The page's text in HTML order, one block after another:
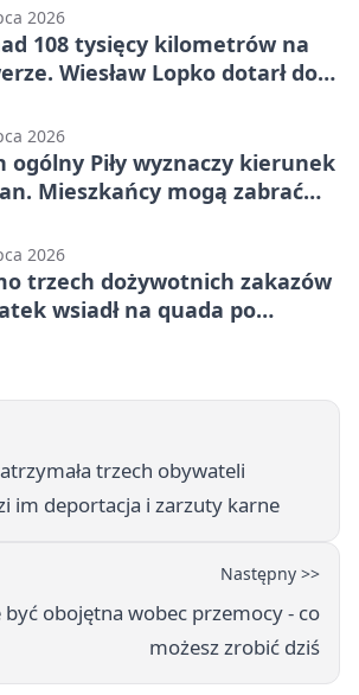
2026
108 tysięcy kilometrów na
Wiesław Lopko dotarł do
2026
ogólny Piły wyznaczy kierunek
Mieszkańcy mogą zabrać
2026
trzech dożywotnich zakazów
wsiadł na quada po
trzech obywateli
im deportacja i zarzuty karne
Następny >>
być obojętna wobec przemocy - co
możesz zrobić dziś